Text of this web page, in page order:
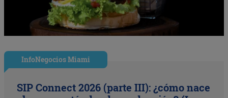
InfoNegocios Miami
SIP Connect 2026 (parte III): ¿cómo nace